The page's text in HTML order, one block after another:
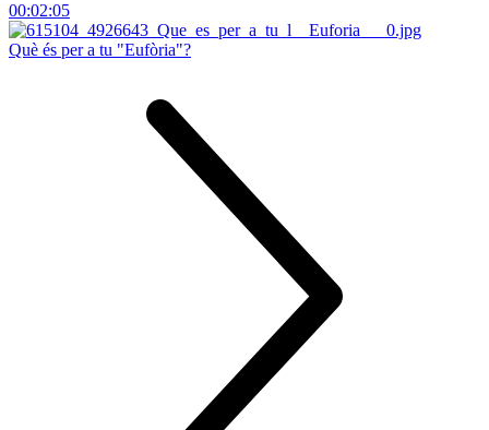
00:02:05
Què és per a tu "Eufòria"?